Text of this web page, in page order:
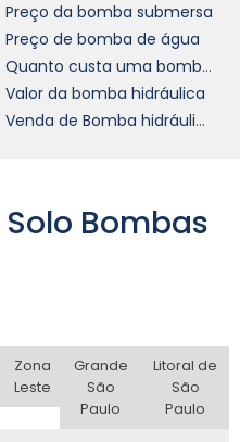
DE
de bombas de alta
só reduz o consumo
otimiza o uso
mais importantes,
que não pode ser
Preço da bomba submersa
Preço de bomba de água
Quanto custa uma bomba de água
Valor da bomba hidráulica
Venda de Bomba hidráulica de pistão
Bombas
Zona
Leste
Grande
São
Paulo
Litoral de
São
Paulo